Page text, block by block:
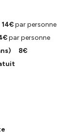
14€par personne
par personne
8€